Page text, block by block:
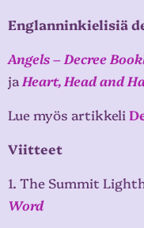
Englanninkielisiä
Angels – Decree
jaHeart, Head and
Lue myös artikkeli
Viitteet
1. The Summit
Word